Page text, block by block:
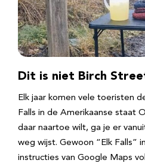
Dit is niet Birch
Elk jaar komen vele toeristen
Falls in de Amerikaanse staat
daar naartoe wilt, ga je er
weg wijst. Gewoon “Elk Falls”
instructies van Google Maps